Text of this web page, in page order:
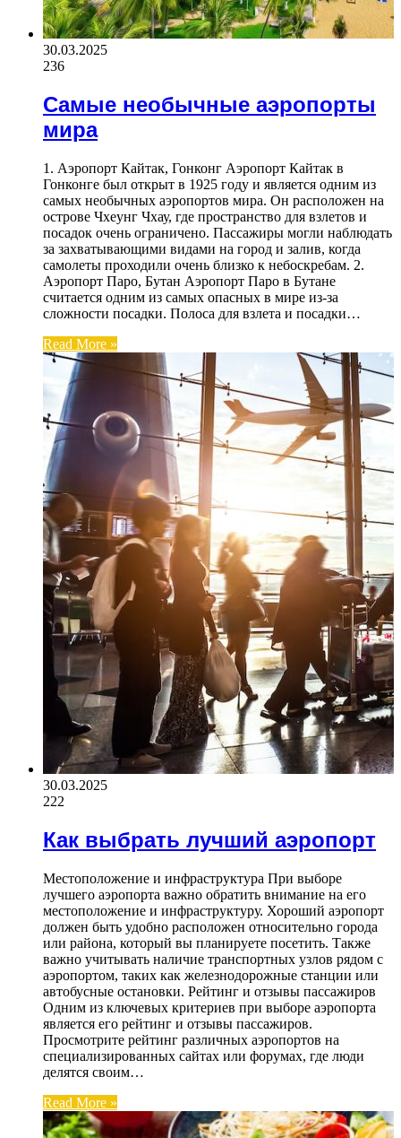
30.03.2025
236
Самые необычные аэропорты
мира
1. Аэропорт Кайтак, Гонконг Аэропорт Кайтак в
Гонконге был открыт в 1925 году и является одним из
самых необычных аэропортов мира. Он расположен на
острове Чхеунг Чхау, где пространство для взлетов и
посадок очень ограничено. Пассажиры могли наблюдать
за захватывающими видами на город и залив, когда
самолеты проходили очень близко к небоскребам. 2.
Аэропорт Паро, Бутан Аэропорт Паро в Бутане
считается одним из самых опасных в мире из-за
сложности посадки. Полоса для взлета и посадки…
Read More »
30.03.2025
222
Как выбрать лучший аэропорт
Местоположение и инфраструктура При выборе
лучшего аэропорта важно обратить внимание на его
местоположение и инфраструктуру. Хороший аэропорт
должен быть удобно расположен относительно города
или района, который вы планируете посетить. Также
важно учитывать наличие транспортных узлов рядом с
аэропортом, таких как железнодорожные станции или
автобусные остановки. Рейтинг и отзывы пассажиров
Одним из ключевых критериев при выборе аэропорта
является его рейтинг и отзывы пассажиров.
Просмотрите рейтинг различных аэропортов на
специализированных сайтах или форумах, где люди
делятся своим…
Read More »